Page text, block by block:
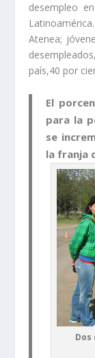
desempleo
Atenea;
país,40 por
El
para la
se
la franja